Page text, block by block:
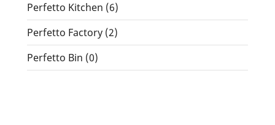
Perfetto Kitchen (6)
Perfetto Factory (2)
Perfetto Bin (0)